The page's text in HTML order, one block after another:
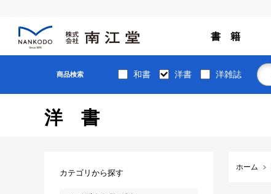
書 籍
商品検索 和書 洋書 洋雑誌
洋書
ホーム
カテゴリから探す